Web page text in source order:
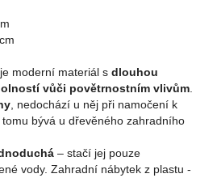
je moderní materiál s dlouhou
vůči povětrnostním vlivům
, nedochází u něj při namočení k
bývá u dřevěného zahradního
– stačí jej pouze
vody. Zahradní nábytek z plastu -